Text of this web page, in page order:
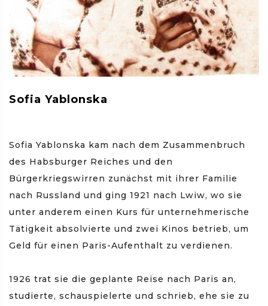
Sofia Yablonska
Sofia Yablonska kam nach dem Zusammenbruch
des Habsburger Reiches und den
Bürgerkriegswirren zunächst mit ihrer Familie
nach Russland und ging 1921 nach Lwiw, wo sie
unter anderem einen Kurs für unternehmerische
Tätigkeit absolvierte und zwei Kinos betrieb, um
Geld für einen Paris-Aufenthalt zu verdienen.
1926 trat sie die geplante Reise nach Paris an,
studierte, schauspielerte und schrieb, ehe sie zu